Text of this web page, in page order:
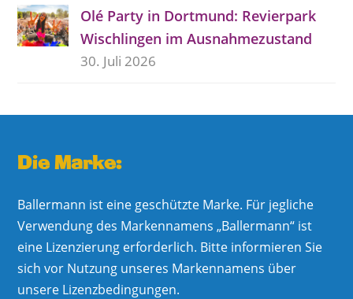
Olé Party in Dortmund: Revierpark
Wischlingen im Ausnahmezustand
30. Juli 2026
Die Marke:
Ballermann ist eine geschützte Marke. Für jegliche
Verwendung des Markennamens „Ballermann“ ist
eine Lizenzierung erforderlich. Bitte informieren Sie
sich vor Nutzung unseres Markennamens über
unsere Lizenzbedingungen.